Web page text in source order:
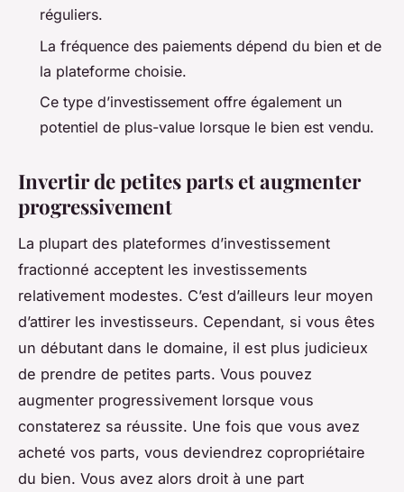
réguliers.
La fréquence des paiements dépend du bien et de
la plateforme choisie.
Ce type d’investissement offre également un
potentiel de plus-value lorsque le bien est vendu.
Invertir de petites parts et augmenter
progressivement
La plupart des plateformes d’investissement
fractionné acceptent les investissements
relativement modestes. C’est d’ailleurs leur moyen
d’attirer les investisseurs. Cependant, si vous êtes
un débutant dans le domaine, il est plus judicieux
de prendre de petites parts. Vous pouvez
augmenter progressivement lorsque vous
constaterez sa réussite. Une fois que vous avez
acheté vos parts, vous deviendrez copropriétaire
du bien. Vous avez alors droit à une part